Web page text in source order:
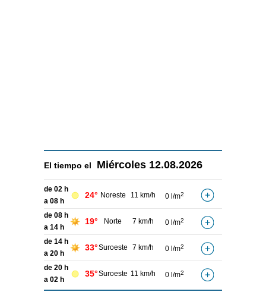
El tiempo el Miércoles 12.08.2026
de 02 h
a 08 h
24° Noreste 11 km/h 0 l/m2
de 08 h
a 14 h
19° Norte 7 km/h 0 l/m2
de 14 h
a 20 h
33°Suroeste 7 km/h 0 l/m2
de 20 h
a 02 h
35°Suroeste 11 km/h 0 l/m2